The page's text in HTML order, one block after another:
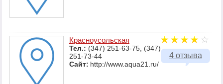
4 отзыва
Красноусольская
Тел.: (347) 251-63-75, (347)
251-73-44
Сайт: http://www.aqua21.ru/